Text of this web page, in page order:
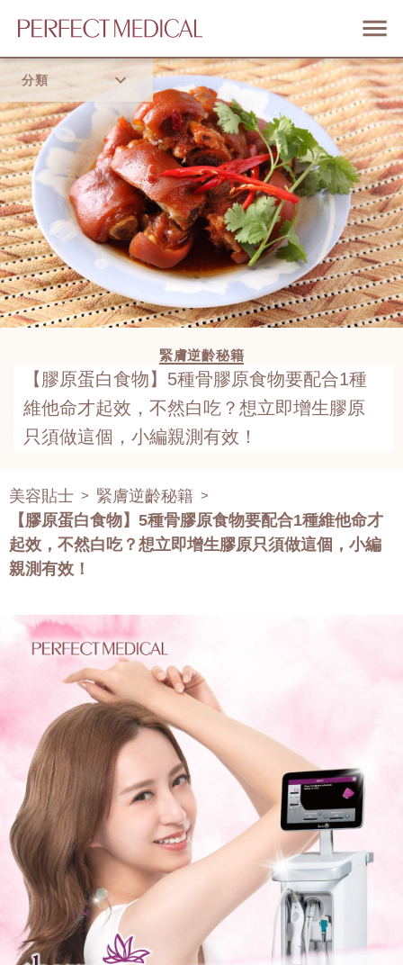
分類
首頁
流行趨勢
緊膚逆齡秘籍
【膠原蛋白食物】5種骨膠原食物要配合1種
維他命才起效，不然白吃？想立即增生膠原
只須做這個，小編親測有效！
美容貼士 > 緊膚逆齡秘籍 >
【膠原蛋白食物】5種骨膠原食物要配合1種維他命才
起效，不然白吃？想立即增生膠原只須做這個，小編
親測有效！